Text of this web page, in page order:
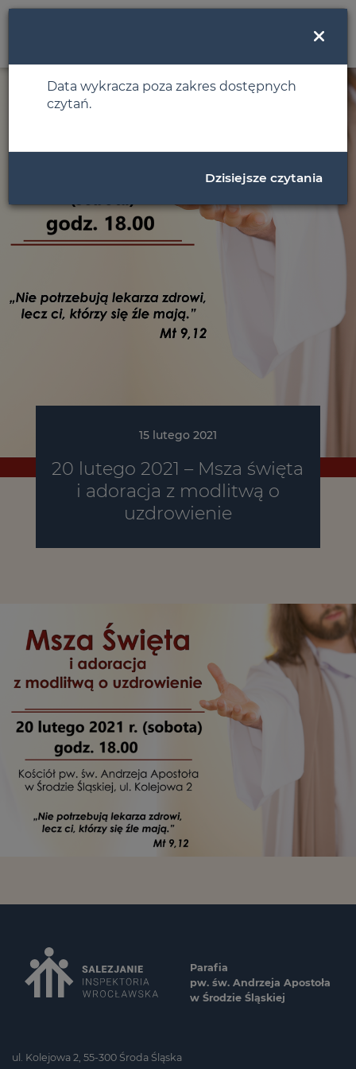
MENU
15 lutego 2021
20 lutego 2021 – Msza święta
i adoracja z modlitwą o
uzdrowienie
Parafia
pw. św. Andrzeja Apostoła
w Środzie Śląskiej
ul. Kolejowa 2, 55-300 Środa Śląska
Data wykracza poza zakres dostępnych
czytań.
Dzisiejsze czytania